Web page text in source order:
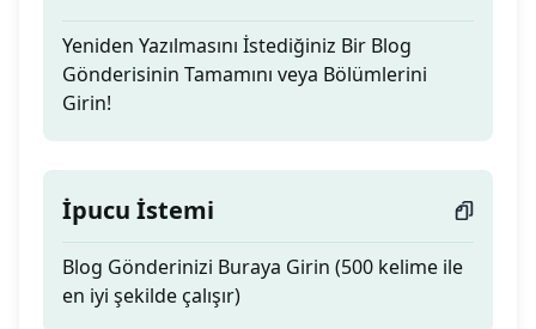
Yeniden Yazılmasını İstediğiniz Bir Blog
Gönderisinin Tamamını veya Bölümlerini
Girin!
İpucu İstemi
Blog Gönderinizi Buraya Girin (500 kelime ile
en iyi şekilde çalışır)